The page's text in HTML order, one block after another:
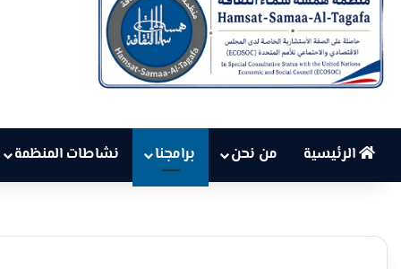
الرئيسية من نحن برامجنا نشاطات المنظمة